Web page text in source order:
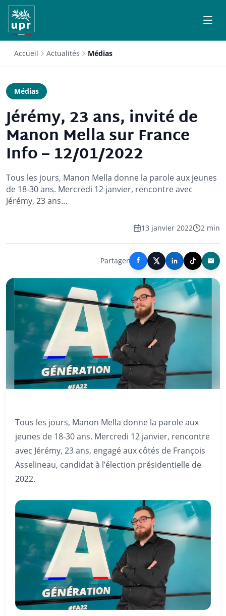
Accueil Actualités Médias
Médias
Jérémy, 23 ans, invité de
Manon Mella sur France
Info – 12/01/2022
Tous les jours, Manon Mella donne la parole aux jeunes
de 18-30 ans. Mercredi 12 janvier, rencontre avec
Jérémy, 23 ans…
13 janvier 2022 2 min
Partager
Tous les jours, Manon Mella donne la parole aux
jeunes de 18-30 ans. Mercredi 12 janvier, rencontre
avec Jérémy, 23 ans, engagé aux côtés de François
Asselineau, candidat à l’élection présidentielle de
2022.